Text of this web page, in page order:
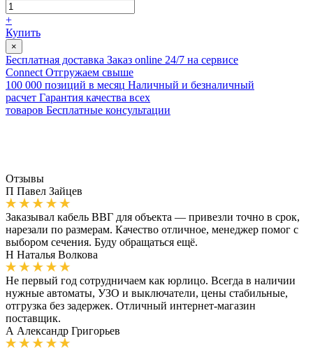
+
Купить
×
Бесплатная доставка Заказ online 24/7 на сервисе
Connect Отгружаем свыше
100 000 позиций в месяц Наличный и безналичный
расчет Гарантия качества всех
товаров Бесплатные консультации
Отзывы
П Павел Зайцев
Заказывал кабель ВВГ для объекта — привезли точно в срок,
нарезали по размерам. Качество отличное, менеджер помог с
выбором сечения. Буду обращаться ещё.
Н Наталья Волкова
Не первый год сотрудничаем как юрлицо. Всегда в наличии
нужные автоматы, УЗО и выключатели, цены стабильные,
отгрузка без задержек. Отличный интернет-магазин
поставщик.
А Александр Григорьев